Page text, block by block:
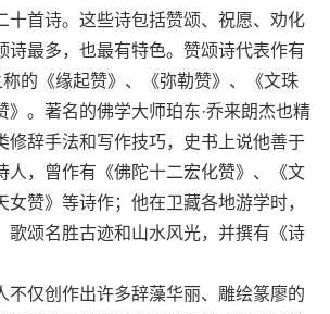
十首诗。这些诗包括赞颂、祝愿、劝化
诗最多，也最有特色。赞颂诗代表作有
称的《缘起赞》、《弥勒赞》、《文珠
》。著名的佛学大师珀东·乔来朗杰也精
修辞手法和写作技巧，史书上说他善于
人，曾作有《佛陀十二宏化赞》、《文
女赞》等诗作；他在卫藏各地游学时，
歌颂名胜古迹和山水风光，并撰有《诗
仅创作出许多辞藻华丽、雕绘篆廖的